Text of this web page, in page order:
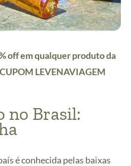
off em qualquer produto da
LEVENAVIAGEM
no Brasil:
é conhecida pelas baixas